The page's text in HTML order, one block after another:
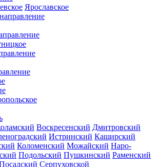
Ярославское
Воскресенский Дмитровский
Истринский Каширский
Коломенский Можайский Наро-
Подольский Пушкинский Раменский
Серпуховской